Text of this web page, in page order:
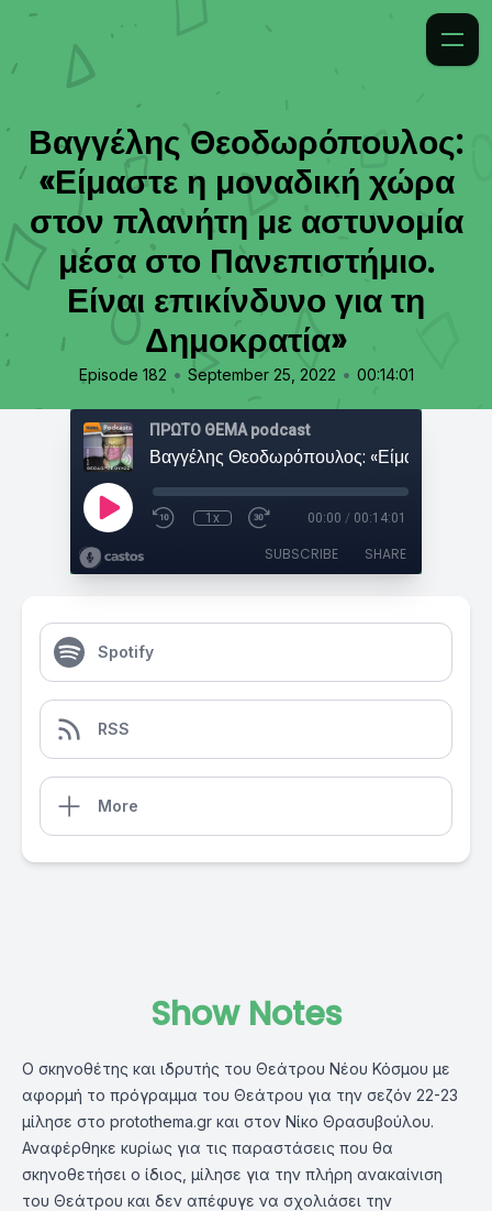
Βαγγέλης Θεοδωρόπουλος:
«Είμαστε η μοναδική χώρα
στον πλανήτη με αστυνομία
μέσα στο Πανεπιστήμιο.
Είναι επικίνδυνο για τη
Δημοκρατία»
Episode 182 • September 25, 2022 • 00:14:01
ΠΡΩΤΟ ΘΕΜΑ podcast
1x 00:00 / 00:14:01
SUBSCRIBE SHARE
Spotify
RSS
More
Show Notes
Ο σκηνοθέτης και ιδρυτής του Θεάτρου Νέου Κόσμου με
αφορμή το πρόγραμμα του Θεάτρου για την σεζόν 22-23
μίλησε στο protothema.gr και στον Νίκο Θρασυβούλου.
Αναφέρθηκε κυρίως για τις παραστάσεις που θα
σκηνοθετήσει ο ίδιος, μίλησε για την πλήρη ανακαίνιση
του Θεάτρου και δεν απέφυγε να σχολιάσει την